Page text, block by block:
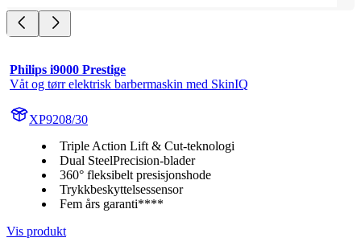
Philips i9000 Prestige
Våt og tørr elektrisk barbermaskin med SkinIQ
XP9208/30
Triple Action Lift & Cut-teknologi
Dual SteelPrecision-blader
360° fleksibelt presisjonshode
Trykkbeskyttelsessensor
Fem års garanti****
Vis produkt